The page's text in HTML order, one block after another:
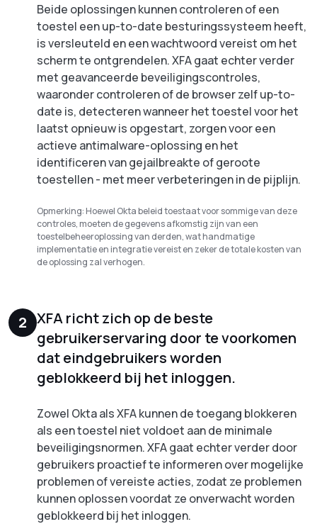
Beide oplossingen kunnen controleren of een
toestel een up-to-date besturingssysteem heeft,
is versleuteld en een wachtwoord vereist om het
scherm te ontgrendelen. XFA gaat echter verder
met geavanceerde beveiligingscontroles,
waaronder controleren of de browser zelf up-to-
date is, detecteren wanneer het toestel voor het
laatst opnieuw is opgestart, zorgen voor een
actieve antimalware-oplossing en het
identificeren van gejailbreakte of geroote
toestellen - met meer verbeteringen in de pijplijn.
Opmerking: Hoewel Okta beleid toestaat voor sommige van deze
controles, moeten de gegevens afkomstig zijn van een
toestelbeheeroplossing van derden, wat handmatige
implementatie en integratie vereist en zeker de totale kosten van
de oplossing zal verhogen.
2 XFA richt zich op de beste
gebruikerservaring door te voorkomen
dat eindgebruikers worden
geblokkeerd bij het inloggen.
Zowel Okta als XFA kunnen de toegang blokkeren
als een toestel niet voldoet aan de minimale
beveiligingsnormen. XFA gaat echter verder door
gebruikers proactief te informeren over mogelijke
problemen of vereiste acties, zodat ze problemen
kunnen oplossen voordat ze onverwacht worden
geblokkeerd bij het inloggen.